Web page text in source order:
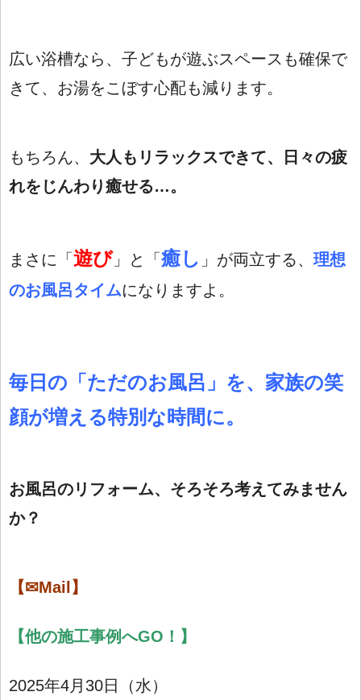
広い浴槽なら、子どもが遊ぶスペースも確保で
きて、お湯をこぼす心配も減ります。
もちろん、 大人もリラックスできて、日々の疲
れをじんわり癒せる…。
まさに「 遊び 」と「 癒し 」が両立する、 理想
のお風呂タイムになりますよ。
毎日の「ただのお風呂」を、家族の笑
顔が増える特別な時間に。
お風呂のリフォーム、そろそろ考えてみません
か？
【✉Mail】
【他の施工事例へGO！】
2025年4月30日（水）